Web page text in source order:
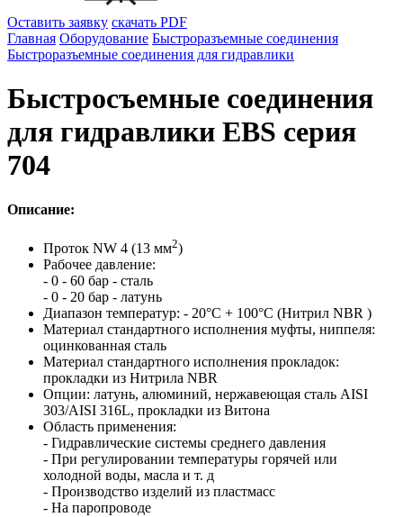
Оставить заявку скачать PDF
Главная Оборудование Быстроразъемные соединения
Быстроразъемные соединения для гидравлики
Быстросъемные соединения
для гидравлики EBS серия
704
Описание:
Проток NW 4 (13 мм2)
Рабочее давление:
- 0 - 60 бар - сталь
- 0 - 20 бар - латунь
Диапазон температур: - 20°C + 100°C (Нитрил NBR )
Материал стандартного исполнения муфты, ниппеля:
оцинкованная сталь
Материал стандартного исполнения прокладок:
прокладки из Нитрила NBR
Опции: латунь, алюминий, нержавеющая сталь AISI
303/AISI 316L, прокладки из Витона
Область применения:
- Гидравлические системы среднего давления
- При регулировании температуры горячей или
холодной воды, масла и т. д
- Производство изделий из пластмасс
- На паропроводе